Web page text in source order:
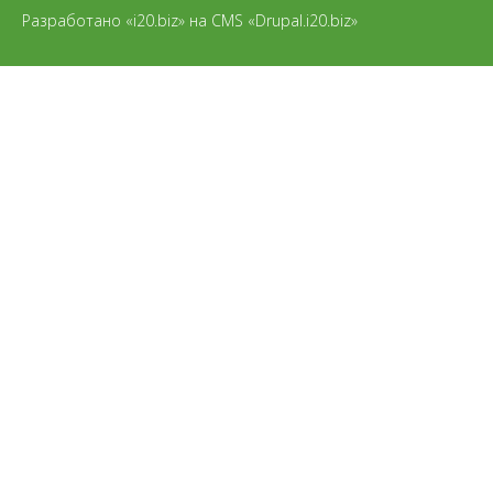
Разработано «i20.biz» на CMS «Drupal.i20.biz»